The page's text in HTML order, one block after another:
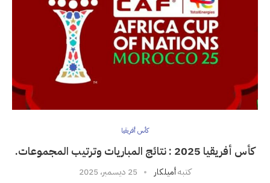
كأس أفريقيا
كأس أفريقيا 2025 : نتائج المباريات وترتيب المجموعات.
كتبهأميلكار 25 ديسمبر، 2025